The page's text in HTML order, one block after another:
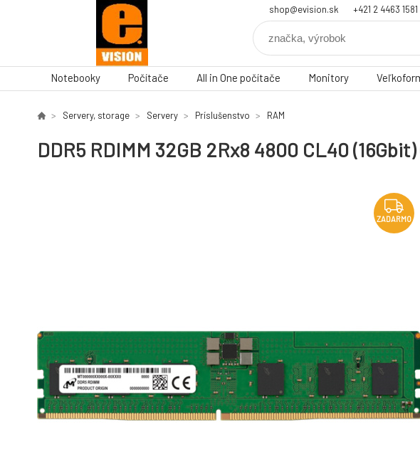
shop@evision.sk +421 2 4463 1581
Notebooky Počítače All in One počítače Monitory
Servery, storage Servery Príslušenstvo RAM
DDR5 RDIMM 32GB 2Rx8 4800 CL40
ZADARMO